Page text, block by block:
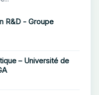
R&D - Groupe
– Université de